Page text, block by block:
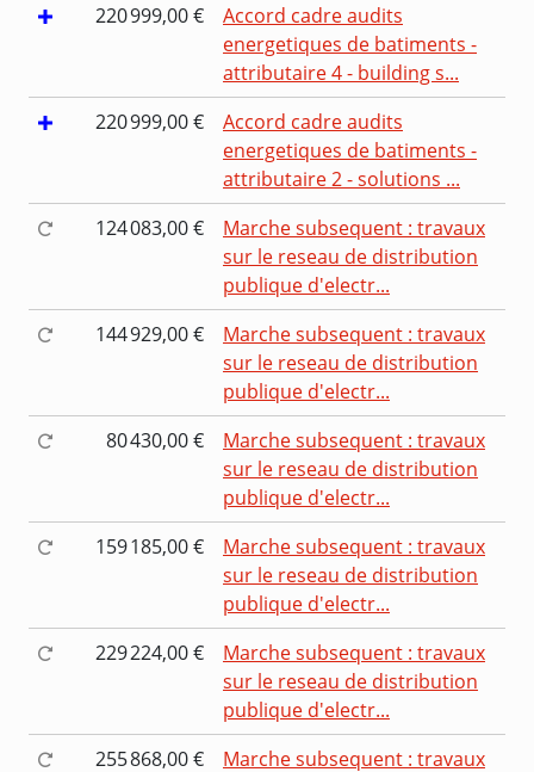
220 999,00 €
Accord cadre audits
energetiques de batiments -
attributaire 4 - building s...
220 999,00 €
Accord cadre audits
energetiques de batiments -
attributaire 2 - solutions ...
124 083,00 €
Marche subsequent : travaux
sur le reseau de distribution
publique d'electr...
144 929,00 €
Marche subsequent : travaux
sur le reseau de distribution
publique d'electr...
80 430,00 €
Marche subsequent : travaux
sur le reseau de distribution
publique d'electr...
159 185,00 €
Marche subsequent : travaux
sur le reseau de distribution
publique d'electr...
229 224,00 €
Marche subsequent : travaux
sur le reseau de distribution
publique d'electr...
255 868,00 €
Marche subsequent : travaux